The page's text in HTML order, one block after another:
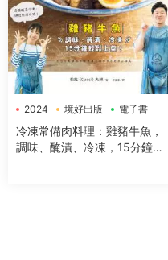
2024 境好出版 電子書
冷凍常備肉料理：雞豬牛魚，
調味、醃漬、冷凍，15分鐘輕